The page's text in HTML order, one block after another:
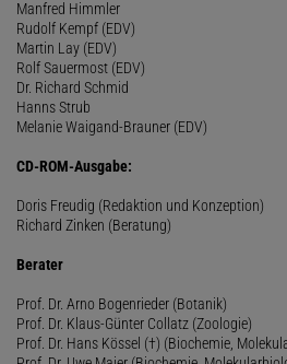
Manfred Himmler
Rudolf Kempf (EDV)
Martin Lay (EDV)
Rolf Sauermost (EDV)
Dr. Richard Schmid
Hanns Strub
Melanie Waigand-Brauner (EDV)
CD-ROM-Ausgabe:
Doris Freudig (Redaktion und Konzeption)
Richard Zinken (Beratung)
Berater
Prof. Dr. Arno Bogenrieder (Botanik)
Prof. Dr. Klaus-Günter Collatz (Zoologie)
Prof. Dr. Hans Kössel (†) (Biochemie,